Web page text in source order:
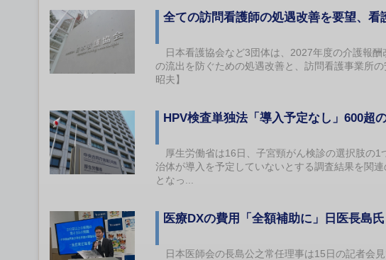
全ての訪問看護師の処遇改善を要望、看
日本看護協会など3団体は、2027年度の介護報
の流出を防ぐための処遇改善と、訪問看護事業所
昭夫】
HPV検査単独法「導入予定なし」600超
厚生労働省は16日、子宮頸がん検診の選択肢の1
治体が導入を予定していないとする調査結果を関
となっ...
医療DXの費用「全額補助に」日医長島氏
日本医師会の長島公之常任理事は15日の記者会